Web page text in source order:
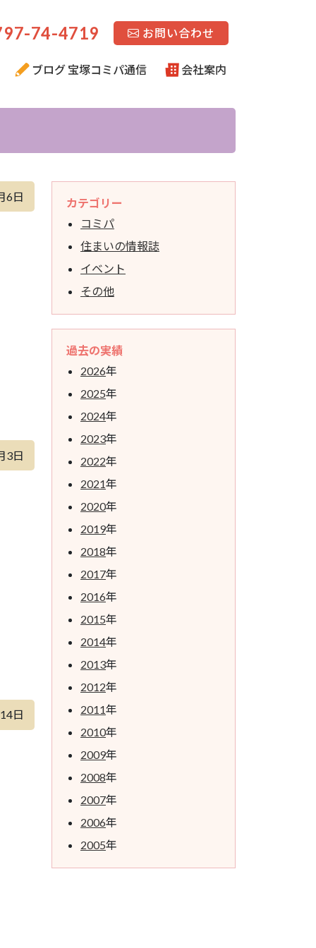
74-4719 お問い合わせ
ブログ 宝塚コミパ通信 会社案内
6日
3日
日
カテゴリー
コミパ
住まいの情報誌
イベント
その他
過去の実績
2026年
2025年
2024年
2023年
2022年
2021年
2020年
2019年
2018年
2017年
2016年
2015年
2014年
2013年
2012年
2011年
2010年
2009年
2008年
2007年
2006年
2005年